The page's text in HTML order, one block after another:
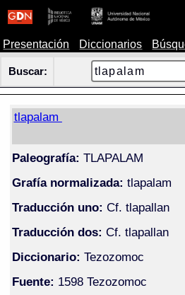
Presentación Diccionarios
Buscar:
tlapalam
Paleografía: TLAPALAM
Grafía normalizada: tlapalam
Traducción uno: Cf. tlapallan
Traducción dos: Cf. tlapallan
Diccionario: Tezozomoc
Fuente: 1598 Tezozomoc